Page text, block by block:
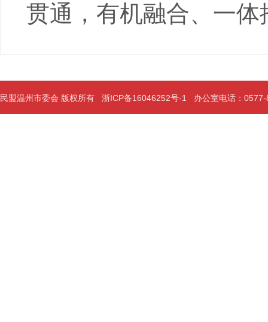
贯通，有机融合、一
民盟温州市委会 版权所有 浙ICP备16046252号-1 办公室电话：